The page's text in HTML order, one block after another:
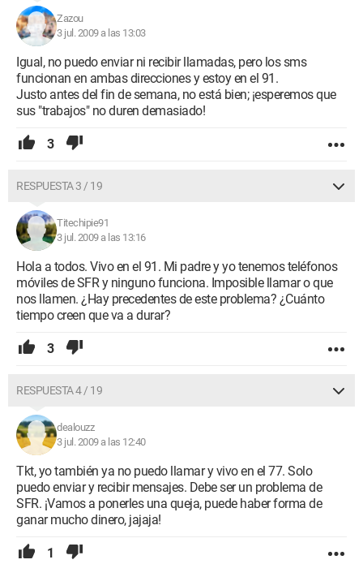
Zazou
3 jul. 2009 a las 13:03
Igual, no puedo enviar ni recibir llamadas, pero los sms
funcionan en ambas direcciones y estoy en el 91.
Justo antes del fin de semana, no está bien; ¡esperemos que
sus "trabajos" no duren demasiado!
3
RESPUESTA 3 / 19
Titechipie91
3 jul. 2009 a las 13:16
Hola a todos. Vivo en el 91. Mi padre y yo tenemos teléfonos
móviles de SFR y ninguno funciona. Imposible llamar o que
nos llamen. ¿Hay precedentes de este problema? ¿Cuánto
tiempo creen que va a durar?
3
RESPUESTA 4 / 19
dealouzz
3 jul. 2009 a las 12:40
Tkt, yo también ya no puedo llamar y vivo en el 77. Solo
puedo enviar y recibir mensajes. Debe ser un problema de
SFR. ¡Vamos a ponerles una queja, puede haber forma de
ganar mucho dinero, jajaja!
1